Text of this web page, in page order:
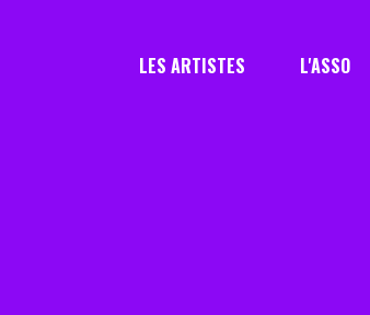
LES ARTISTES L'ASSO